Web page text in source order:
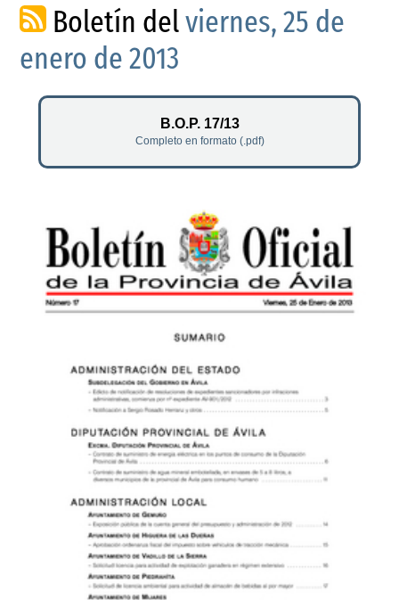
Boletín delviernes, 25 de
enero de 2013
B.O.P. 17/13
Completo en formato (.pdf)